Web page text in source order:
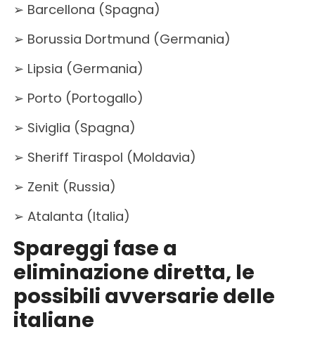
➢ Barcellona (Spagna)
➢ Borussia Dortmund (Germania)
➢ Lipsia (Germania)
➢ Porto (Portogallo)
➢ Siviglia (Spagna)
➢ Sheriff Tiraspol (Moldavia)
➢ Zenit (Russia)
➢ Atalanta (Italia)
Spareggi fase a
eliminazione diretta, le
possibili avversarie delle
italiane